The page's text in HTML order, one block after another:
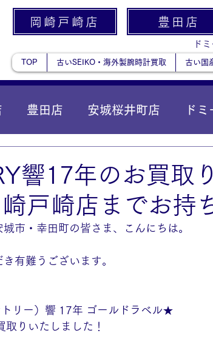
岡崎戸崎店 豊田店
ド
TOP 古いSEIKO・海外製腕時計買取 古い国
豊田店 安城桜井町店 ド
統合）
響17年のお買取
戸崎店までお持
市・幸田町の皆さま、こんにちは。
有難うございます。
リー）響 17年 ゴールドラベル★
取りいたしました！